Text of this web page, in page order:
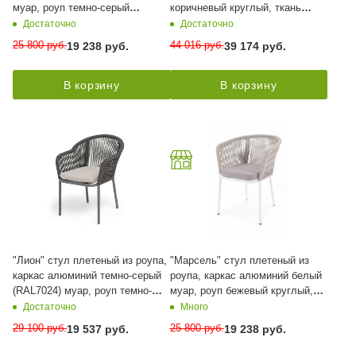
муар, роуп темно-серый
круглый, ткань темно-серая 027
Достаточно
25 800руб.19 238 руб.
В корзину
коричневый круглый, ткань
темно-серая 027
Достаточно
44 016руб.39 174руб.
В корзину
"Лион" стул плетеный из роупа,
каркас алюминий темно-серый
(RAL7024) муар, роуп темно-
серый круглый, ткань бежевая
Достаточно
29 100руб.19 537 руб.
"Марсель" стул плетеный из
роупа, каркас алюминий белый
муар, роуп бежевый круглый,
ткань бежевая 052
Много
25 800руб.19 238руб.